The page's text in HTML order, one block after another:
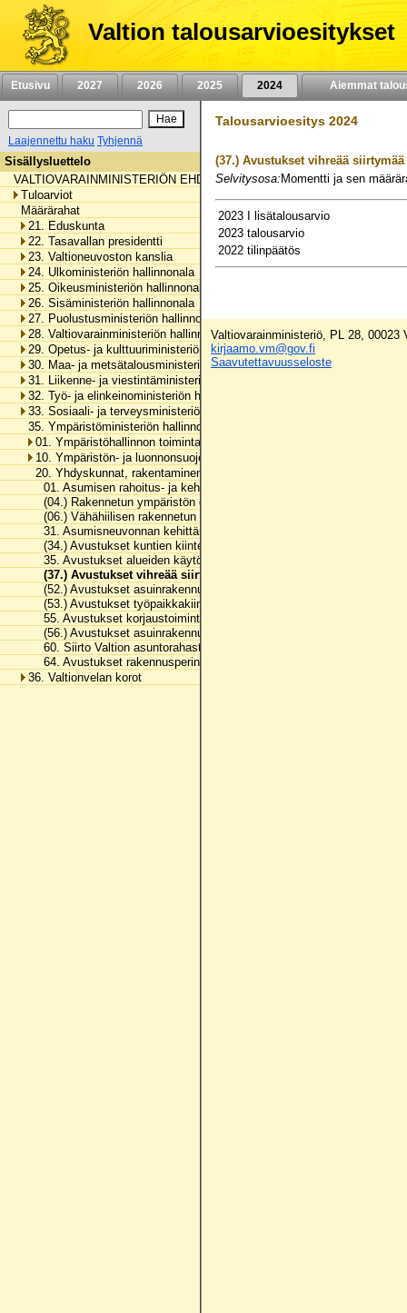
Siirry
sisältöön
Valtion talousarvioesitykset
Etusivu 2027 2026 2025 2024 Aiemmat
Laajennettu haku Tyhjennä
Sisällysluettelo
VALTIOVARAINMINISTERIÖN EHDOTUS VUODEN 2024
Tuloarviot
Määrärahat
21. Eduskunta
22. Tasavallan presidentti
23. Valtioneuvoston kanslia
24. Ulkoministeriön hallinnonala
25. Oikeusministeriön hallinnonala
26. Sisäministeriön hallinnonala
27. Puolustusministeriön hallinnonala
28. Valtiovarainministeriön hallinnonala
29. Opetus- ja kulttuuriministeriön hallinnonala
30. Maa- ja metsätalousministeriön hallinnonala
31. Liikenne- ja viestintäministeriön hallinnonala
32. Työ- ja elinkeinoministeriön hallinnonala
33. Sosiaali- ja terveysministeriön hallinnonala
35. Ympäristöministeriön hallinnonala
01. Ympäristöhallinnon toimintamenot
10. Ympäristön- ja luonnonsuojelu
20. Yhdyskunnat, rakentaminen ja asuminen
01. Asumisen rahoitus- ja kehittämiskeskuksen toimintamenot
(04.) Rakennetun ympäristön digitaalisen rekisterin ja alustan
(06.) Vähähiilisen rakennetun ympäristön ohjelma
31. Asumisneuvonnan kehittäminen ja laajentaminen
(34.) Avustukset kuntien kiinteistöjen öljylämmityksestä luopumiseen
35. Avustukset alueiden käytön ja rakentamisen digitalisaatioon
(37.) Avustukset vihreää siirtymää tukevan rakentamisen
(52.) Avustukset asuinrakennusten sähköisen liikenteen
(53.) Avustukset työpaikkakiinteistöjen sähköisen liikenteen
55. Avustukset korjaustoimintaan
(56.) Avustukset asuinrakennusten öljy- ja kaasulämmityksestä
60. Siirto Valtion asuntorahastoon
64. Avustukset rakennusperinnön hoitoon
36. Valtionvelan korot
Talousarvioesitys 2024
(37.) Avustukset vihreää
Selvitysosa: Momentti ja sen
2023 I lisätalousarvio
2023 talousarvio
2022 tilinpäätös
Valtiovarainministeriö, PL 28, 00023
kirjaamo.vm@gov.fi
Saavutettavuusseloste